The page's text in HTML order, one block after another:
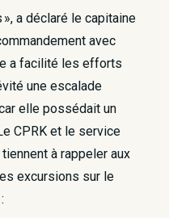
a déclaré le capitaine
avec
a facilité les efforts
une escalade
elle possédait un
CPRK et le service
à rappeler aux
excursions sur le